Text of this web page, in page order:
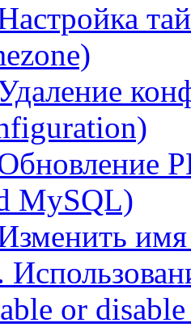
MySQL)
имя
or